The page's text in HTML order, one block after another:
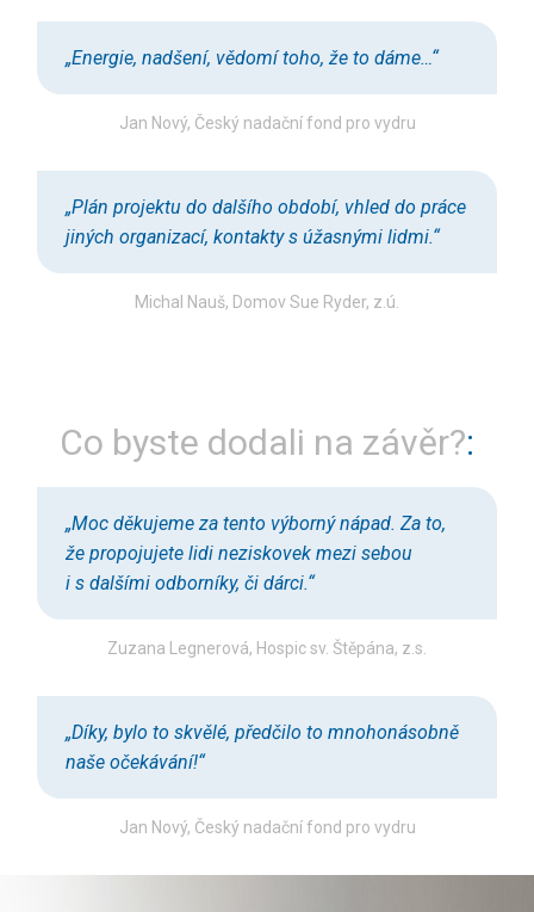
„Energie, nadšení, vědomí toho, že to dáme…“
Jan Nový, Český nadační fond pro vydru
„Plán projektu do dalšího období, vhled do práce
jiných organizací, kontakty s úžasnými lidmi.“
Michal Nauš, Domov Sue Ryder, z.ú.
Co byste dodali na závěr?
„Moc děkujeme za tento výborný nápad. Za to,
že propojujete lidi neziskovek mezi sebou
i s dalšími odborníky, či dárci.“
Zuzana Legnerová, Hospic sv. Štěpána, z.s.
„Díky, bylo to skvělé, předčilo to mnohonásobně
naše očekávání!“
Jan Nový, Český nadační fond pro vydru